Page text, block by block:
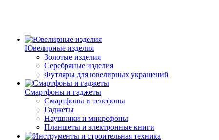
Ювелирные изделия
Золотые изделия
Серебряные изделия
Футляры для ювелирных украшений
Смартфоны и гаджеты
Смартфоны и телефоны
Гаджеты
Наушники и микрофоны
Планшеты и электронные книги